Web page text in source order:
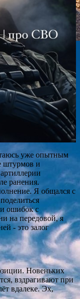
уже опытным
штурмов и
ранения.
Я общался с
ошибок с
на передовой, я
- это залог
Новеньких
вздрагивают при
вдалеке. Эх,